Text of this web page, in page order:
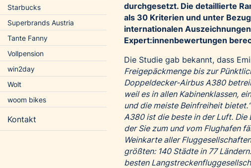
Starbucks
Superbrands Austria
Tante Fanny
Vollpension
win2day
Wolt
woom bikes
Kontakt
durchgesetzt. Die detaillierte
als 30 Kriterien und unter
internationalen
Expert:innenbewertungen
Die Studie gab bekannt, dass
Freigepäckmenge bis zur
Doppeldecker-Airbus A380
weil es in allen Kabinenklassen,
und die meiste Beinfreiheit bietet.“
A380 ist die beste in der Luft. Die
der Sie zum und vom Flughafen
Weinkarte aller
größten: 140 Städte in 77
besten